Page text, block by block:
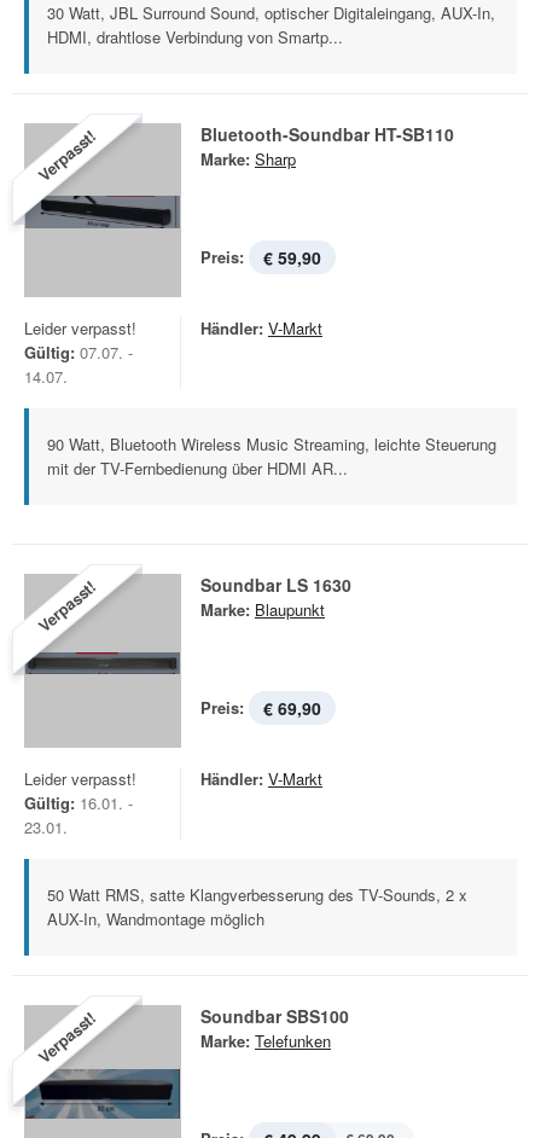
30 Watt, JBL Surround Sound, optischer Digitaleingang, AUX-In,
HDMI, drahtlose Verbindung von Smartp...
Verpasst! Bluetooth-Soundbar HT-SB110
Marke: Sharp
Preis: € 59,90
Leider verpasst!
Gültig: 07.07. -
14.07.
Händler: V-Markt
90 Watt, Bluetooth Wireless Music Streaming, leichte Steuerung
mit der TV-Fernbedienung über HDMI AR...
Verpasst! Soundbar LS 1630
Marke: Blaupunkt
Preis: € 69,90
Leider verpasst!
Gültig: 16.01. -
23.01.
Händler: V-Markt
50 Watt RMS, satte Klangverbesserung des TV-Sounds, 2 x
AUX-In, Wandmontage möglich
Verpasst! Soundbar SBS100
Marke: Telefunken